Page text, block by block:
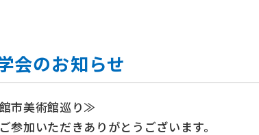
会のお知らせ
市美術館巡り≫
参加いただきありがとうございます。